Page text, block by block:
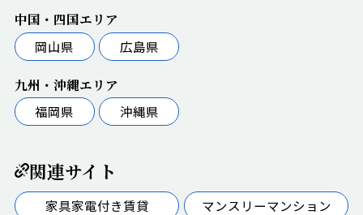
中国・四国エリア
岡山県
広島県
九州・沖縄エリア
福岡県
沖縄県
関連サイト
家具家電付き賃貸
マンスリーマンション